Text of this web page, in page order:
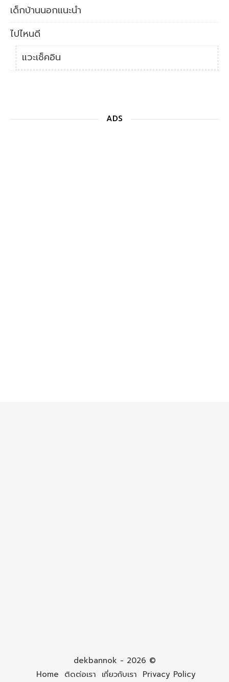
เด็กบ้านนอกแนะนำ
ไปไหนดี
แวะเช็คอิน
ADS
dekbannok - 2026 ©
Home ติดต่อเรา เกี่ยวกับเรา Privacy Policy